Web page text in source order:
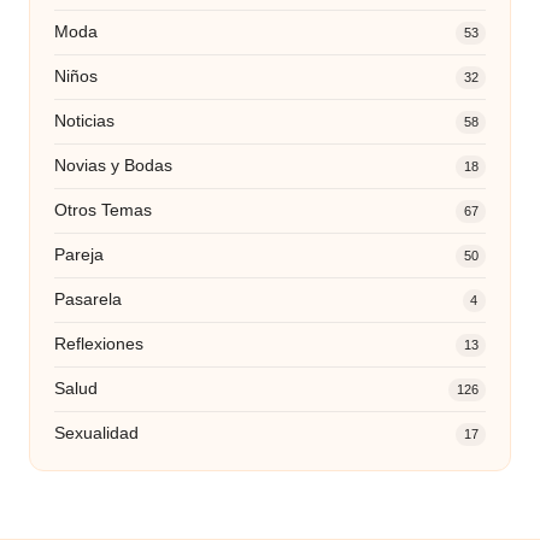
Moda 53
Niños 32
Noticias 58
Novias y Bodas 18
Otros Temas 67
Pareja 50
Pasarela 4
Reflexiones 13
Salud 126
Sexualidad 17